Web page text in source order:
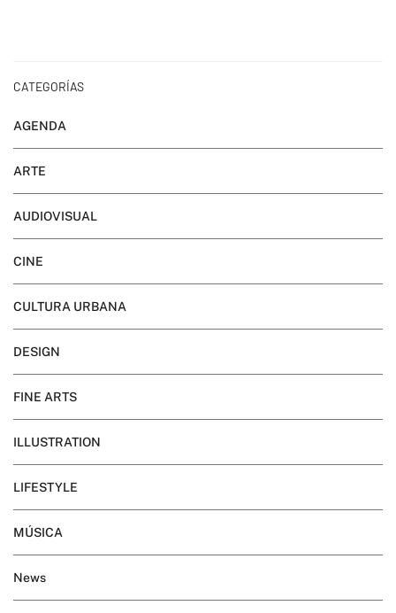
CATEGORÍAS
AGENDA
ARTE
AUDIOVISUAL
CINE
CULTURA URBANA
DESIGN
FINE ARTS
ILLUSTRATION
LIFESTYLE
MÚSICA
News